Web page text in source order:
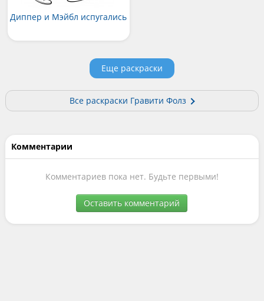
Диппер и Мэйбл испугались
Еще раскраски
Все раскраски Гравити Фолз
Комментарии
Комментариев пока нет. Будьте первыми!
Оставить комментарий